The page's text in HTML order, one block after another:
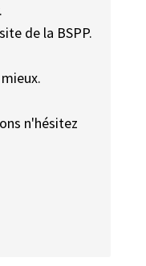
de la BSPP.
n'hésitez